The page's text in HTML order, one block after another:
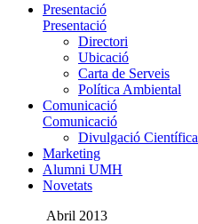
Presentació
Presentació
Directori
Ubicació
Carta de Serveis
Política Ambiental
Comunicació
Comunicació
Divulgació Científica
Marketing
Alumni UMH
Novetats
Abril 2013